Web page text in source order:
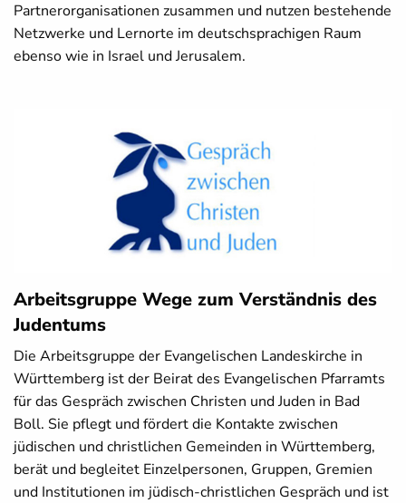
Partnerorganisationen zusammen und nutzen bestehende
Netzwerke und Lernorte im deutschsprachigen Raum
ebenso wie in Israel und Jerusalem.
Arbeitsgruppe Wege zum Verständnis des
Judentums
Die Arbeitsgruppe der Evangelischen Landeskirche in
Württemberg ist der Beirat des Evangelischen Pfarramts
für das Gespräch zwischen Christen und Juden in Bad
Boll. Sie pflegt und fördert die Kontakte zwischen
jüdischen und christlichen Gemeinden in Württemberg,
berät und begleitet Einzelpersonen, Gruppen, Gremien
und Institutionen im jüdisch-christlichen Gespräch und ist